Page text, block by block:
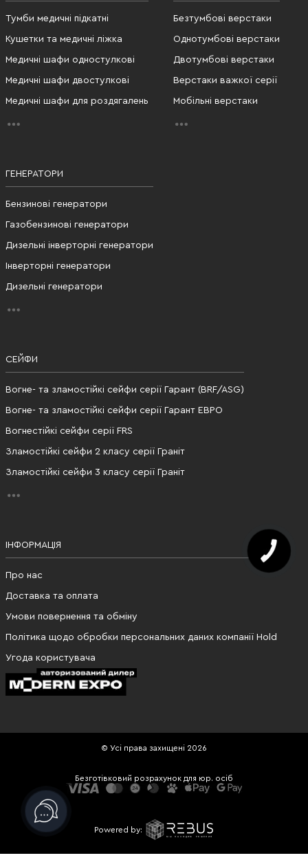
Тумби медичні підкатні
Кушетки та медичні ліжка
Медичні шафи одностулкові
Медичні шафи двостулкові
Медичні шафи для роздягалень
Безтумбові верстаки
Однотумбові верстаки
Двотумбові верстаки
Верстаки важкої серії
Мобільні верстаки
ГЕНЕРАТОРИ
Бензинові генератори
Газобензинові генератори
Дизельні інверторні генератори
Інверторні генератори
Дизельні генератори
СЕЙФИ
Вогне- та зламостійкі сейфи серії Гарант (BRF/ASG)
Вогне- та зламостійкі сейфи серії Гарант ЕВРО
Вогнестійкі сейфи серії FRS
Зламостійкі сейфи 2 класу серії Граніт
Зламостійкі сейфи 3 класу серії Граніт
ІНФОРМАЦІЯ
Про нас
Доставка та оплата
Умови повернення та обміну
Політика щодо обробки персональних даних компанії Hold
Угода користувача
© Усі права захищені 2026
Безготівковий розрахунок для юр. осіб
Powered by: